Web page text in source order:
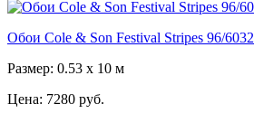
Обои Cole & Son Festival Stripes 96/6032
Размер: 0.53 х 10 м
Цена: 7280 руб.